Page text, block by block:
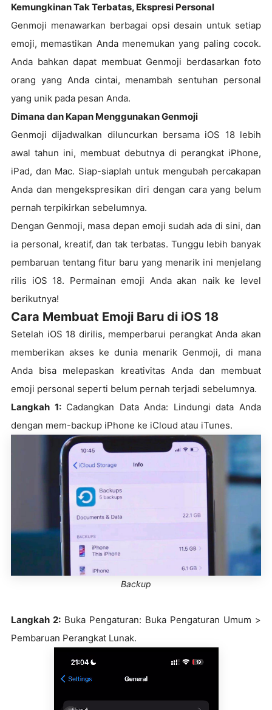
Kemungkinan Tak Terbatas, Ekspresi Personal
Genmoji menawarkan berbagai opsi desain untuk setiap
emoji, memastikan Anda menemukan yang paling cocok.
Anda bahkan dapat membuat Genmoji berdasarkan foto
orang yang Anda cintai, menambah sentuhan personal
yang unik pada pesan Anda.
Dimana dan Kapan Menggunakan Genmoji
Genmoji dijadwalkan diluncurkan bersama iOS 18 lebih
awal tahun ini, membuat debutnya di perangkat iPhone,
iPad, dan Mac. Siap-siaplah untuk mengubah percakapan
Anda dan mengekspresikan diri dengan cara yang belum
pernah terpikirkan sebelumnya.
Dengan Genmoji, masa depan emoji sudah ada di sini, dan
ia personal, kreatif, dan tak terbatas. Tunggu lebih banyak
pembaruan tentang fitur baru yang menarik ini menjelang
rilis iOS 18. Permainan emoji Anda akan naik ke level
berikutnya!
Cara Membuat Emoji Baru di iOS 18
Setelah iOS 18 dirilis, memperbarui perangkat Anda akan
memberikan akses ke dunia menarik Genmoji, di mana
Anda bisa melepaskan kreativitas Anda dan membuat
emoji personal seperti belum pernah terjadi sebelumnya.
Langkah 1:Cadangkan Data Anda: Lindungi data Anda
dengan mem-backup iPhone ke iCloud atau iTunes.
Backup
Langkah 2: Buka Pengaturan: Buka Pengaturan Umum >
Pembaruan Perangkat Lunak.